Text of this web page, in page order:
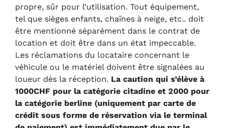
propre, sûr pour l’utilisation. Tout équipement,
tel que sièges enfants, chaînes à neige, etc.. doit
être mentionné séparément dans le contrat de
location et doit être dans un état impeccable.
Les réclamations du locataire concernant le
véhicule ou le matériel doivent être signalées au
loueur dès la réception. La caution qui s’élève à
1000CHF pour la catégorie citadine et 2000 pour
la catégorie berline (uniquement par carte de
crédit sous forme de réservation via le terminal